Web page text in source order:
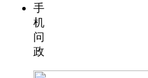
手
机
问
政